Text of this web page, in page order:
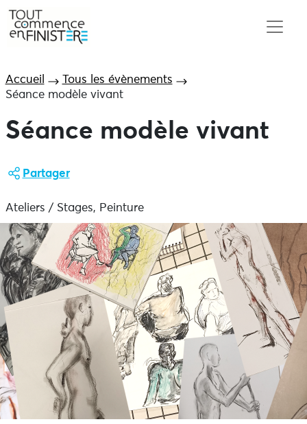
Accueil
Tous les évènements
Séance modèle vivant
Séance modèle vivant
Partager
Ateliers / Stages, Peinture